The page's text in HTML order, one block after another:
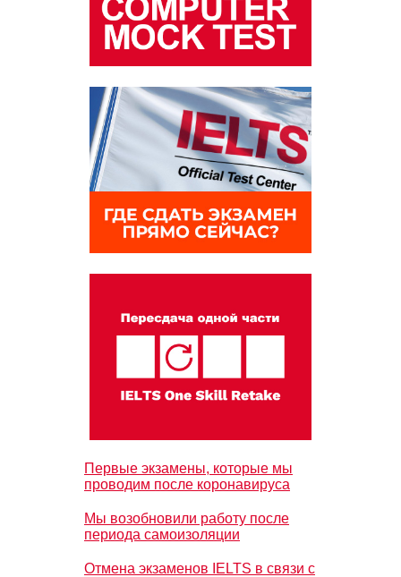
Первые экзамены, которые мы
проводим после коронавируса
Мы возобновили работу после
периода самоизоляции
Отмена экзаменов IELTS в связи с